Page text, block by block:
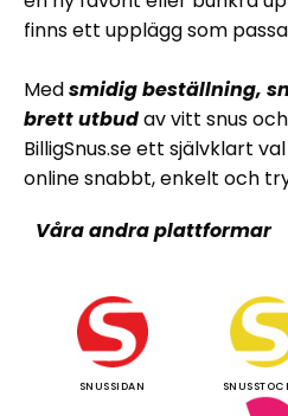
finns ett upplägg som
Medsmidig beställning,
brett utbudav vitt snus
BilligSnus.se ett självklart
online snabbt, enkelt och
Våra andra plattformar
SNUSSIDAN